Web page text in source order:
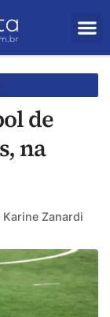
de
na
Karine Zanardi